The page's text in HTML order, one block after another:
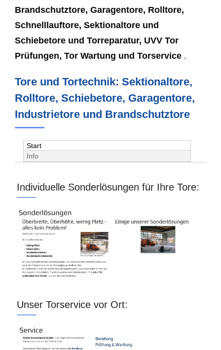
Brandschutztore, Garagentore, Rolltore,
Schnelllauftore, Sektionaltore und
Schiebetore und Torreparatur, UVV Tor
Prüfungen, Tor Wartung und Torservice .
Tore und Tortechnik: Sektionaltore,
Rolltore, Schiebetore, Garagentore,
Industrietore und Brandschutztore
Start
Info
Individuelle Sonderlösungen für Ihre Tore:
Unser Torservice vor Ort: